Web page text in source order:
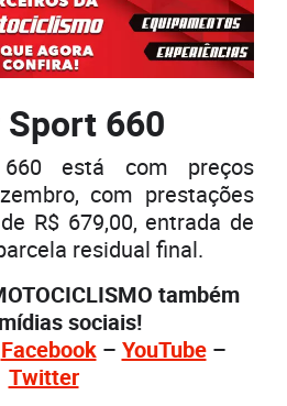
660
está com preços
com prestações
R$ 679,00, entrada de
residual final.
também
sociais!
Facebook– YouTube–
Twitter